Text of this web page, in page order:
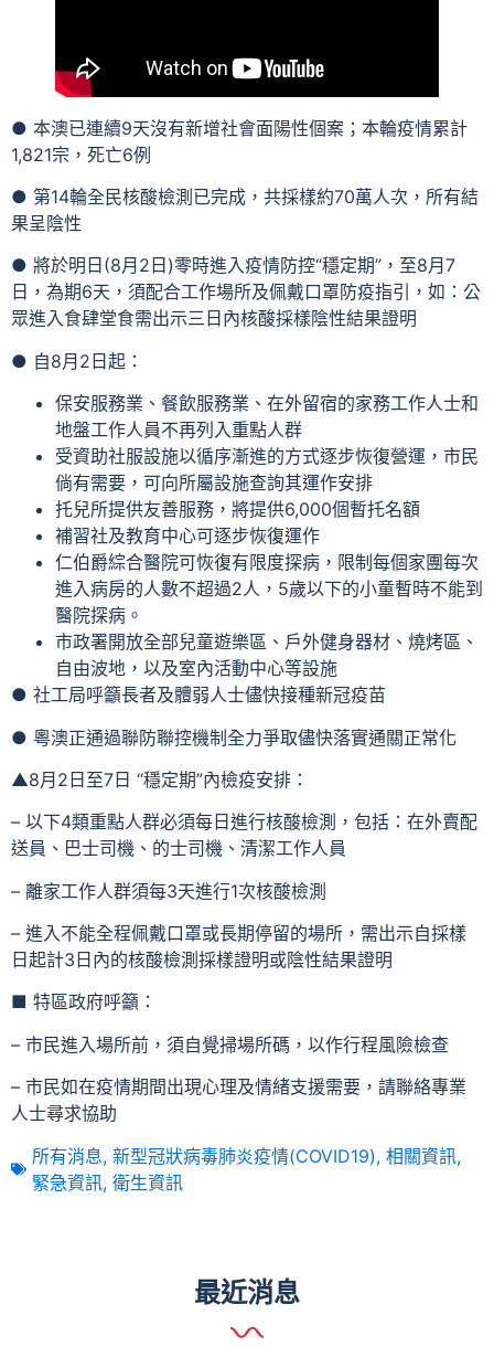
● 本澳已連續9天沒有新增社會面陽性個案；本輪疫情累計
1,821宗，死亡6例
● 第14輪全民核酸檢測已完成，共採樣約70萬人次，所有結
果呈陰性
● 將於明日(8月2日)零時進入疫情防控“穩定期”，至8月7
日，為期6天，須配合工作場所及佩戴口罩防疫指引，如：公
眾進入食肆堂食需出示三日內核酸採樣陰性結果證明
● 自8月2日起：
保安服務業、餐飲服務業、在外留宿的家務工作人士和
地盤工作人員不再列入重點人群
受資助社服設施以循序漸進的方式逐步恢復營運，市民
倘有需要，可向所屬設施查詢其運作安排
托兒所提供友善服務，將提供6,000個暫托名額
補習社及教育中心可逐步恢復運作
仁伯爵綜合醫院可恢復有限度探病，限制每個家團每次
進入病房的人數不超過2人，5歲以下的小童暫時不能到
醫院探病。
市政署開放全部兒童遊樂區、戶外健身器材、燒烤區、
自由波地，以及室內活動中心等設施
● 社工局呼籲長者及體弱人士儘快接種新冠疫苗
● 粵澳正通過聯防聯控機制全力爭取儘快落實通關正常化
▲8月2日至7日 “穩定期”內檢疫安排：
– 以下4類重點人群必須每日進行核酸檢測，包括：在外賣配
送員、巴士司機、的士司機、清潔工作人員
– 離家工作人群須每3天進行1次核酸檢測
– 進入不能全程佩戴口罩或長期停留的場所，需出示自採樣
日起計3日內的核酸檢測採樣證明或陰性結果證明
■ 特區政府呼籲：
– 市民進入場所前，須自覺掃場所碼，以作行程風險檢查
– 市民如在疫情期間出現心理及情緒支援需要，請聯絡專業
人士尋求協助
所有消息, 新型冠狀病毒肺炎疫情(COVID19), 相關資訊,
緊急資訊, 衛生資訊
最近消息